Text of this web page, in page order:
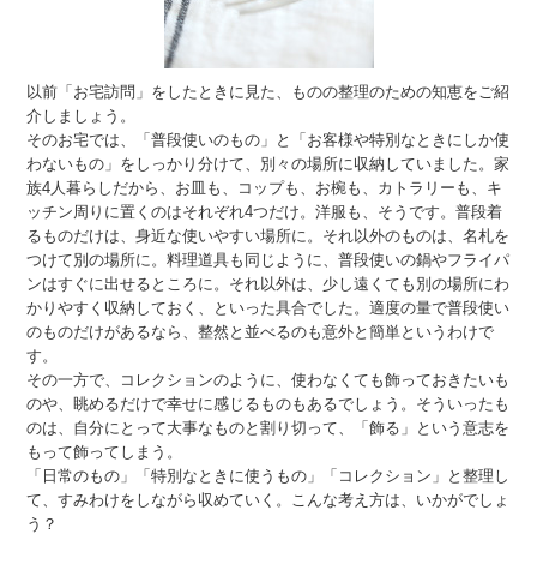
以前「お宅訪問」をしたときに見た、ものの整理のための知恵をご紹
介しましょう。
そのお宅では、「普段使いのもの」と「お客様や特別なときにしか使
わないもの」をしっかり分けて、別々の場所に収納していました。家
族4人暮らしだから、お皿も、コップも、お椀も、カトラリーも、キ
ッチン周りに置くのはそれぞれ4つだけ。洋服も、そうです。普段着
るものだけは、身近な使いやすい場所に。それ以外のものは、名札を
つけて別の場所に。料理道具も同じように、普段使いの鍋やフライパ
ンはすぐに出せるところに。それ以外は、少し遠くても別の場所にわ
かりやすく収納しておく、といった具合でした。適度の量で普段使い
のものだけがあるなら、整然と並べるのも意外と簡単というわけで
す。
その一方で、コレクションのように、使わなくても飾っておきたいも
のや、眺めるだけで幸せに感じるものもあるでしょう。そういったも
のは、自分にとって大事なものと割り切って、「飾る」という意志を
もって飾ってしまう。
「日常のもの」「特別なときに使うもの」「コレクション」と整理し
て、すみわけをしながら収めていく。こんな考え方は、いかがでしょ
う？